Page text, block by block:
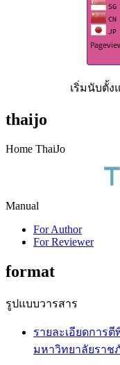
เริ่มนับตั้ง
thaijo
Home ThaiJo
Manual
For Author
For Reviewer
format
รูปแบบวารสาร
รายละเอียดการ
มหาวิทยาลัยราช